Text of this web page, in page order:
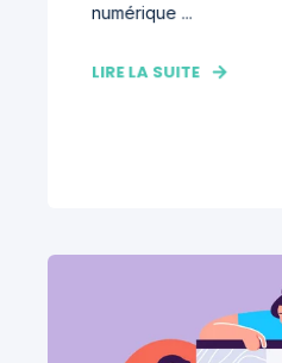
numérique ...
LIRE LA SUITE